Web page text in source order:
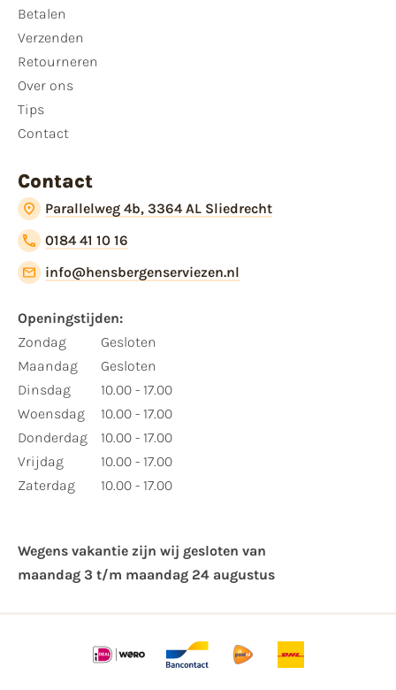
Betalen
Verzenden
Retourneren
Over ons
Tips
Contact
Contact
Parallelweg 4b, 3364 AL Sliedrecht
0184 41 10 16
info@hensbergenserviezen.nl
Openingstijden:
Zondag
Maandag
Dinsdag
Woensdag
Donderdag
Vrijdag
Zaterdag
Gesloten
Gesloten
10.00 - 17.00
10.00 - 17.00
10.00 - 17.00
10.00 - 17.00
10.00 - 17.00
Wegens vakantie zijn wij gesloten van ​
maandag 3 t/m maandag 24 augustus